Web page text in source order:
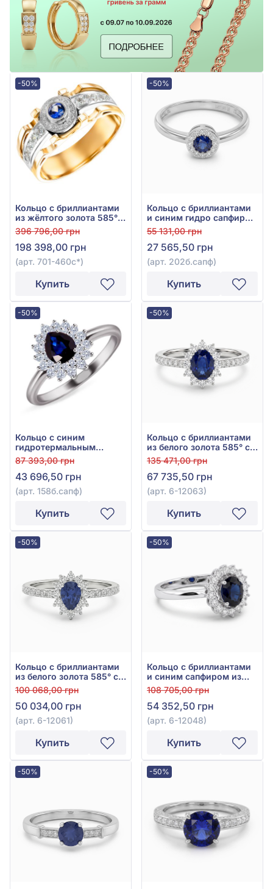
-50%
Кольцо с бриллиантами
из жёлтого золота 585° с
бриллиантом 0,44ct и
синим сапфиром 0,3ct,
арт. 701-460с*
396 796,00 грн
198 398,00 грн
(арт. 701-460с*)
Купить
-50%
Кольцо с бриллиантами
и синим гидро сапфиром
из белого золота 585°,
арт. 202б.сапф
55 131,00 грн
27 565,50 грн
(арт. 202б.сапф)
Купить
-50%
Кольцо с синим
гидротермальным
сапфиром 0,53ct и
бриллиантами 0,282ct из
белого золота 585°, арт.
158б.сапф
87 393,00 грн
43 696,50 грн
(арт. 158б.сапф)
Купить
-50%
Кольцо с бриллиантами
из белого золота 585° с
синим сапфиром 1,69ct и
бриллиантом 0,27ct, арт.
6-12063
135 471,00 грн
67 735,50 грн
(арт. 6-12063)
Купить
-50%
Кольцо с бриллиантами
из белого золота 585° с
синим сапфиром 0,53ct
и бриллиантом 0,28ct,
арт. 6-12061
100 068,00 грн
50 034,00 грн
(арт. 6-12061)
Купить
-50%
Кольцо с бриллиантами
и синим сапфиром из
белого золота 585°, арт.
6-12048
108 705,00 грн
54 352,50 грн
(арт. 6-12048)
Купить
-50% -50%